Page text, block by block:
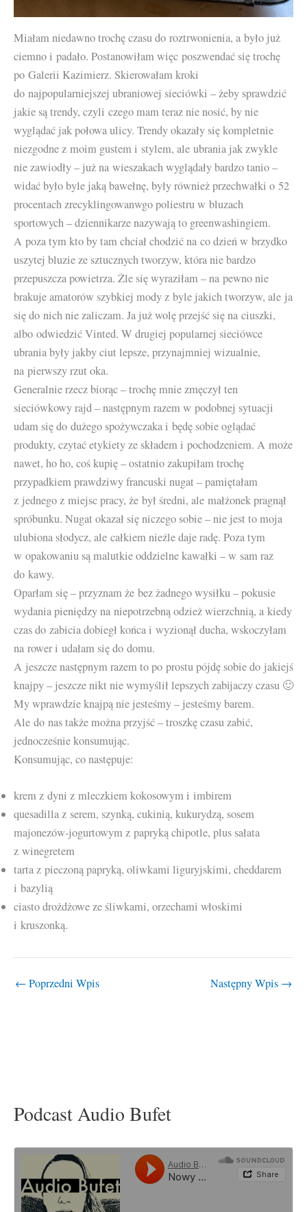
Miałam niedawno trochę czasu do roztrwonienia, a było już
ciemno i padało. Postanowiłam więc poszwendać się trochę
po Galerii Kazimierz. Skierowałam kroki
do najpopularniejszej ubraniowej sieciówki – żeby sprawdzić
jakie są trendy, czyli czego mam teraz nie nosić, by nie
wyglądać jak połowa ulicy. Trendy okazały się kompletnie
niezgodne z moim gustem i stylem, ale ubrania jak zwykle
nie zawiodły – już na wieszakach wyglądały bardzo tanio –
widać było byle jaką bawełnę, były również przechwałki o 52
procentach zrecyklingowanwgo poliestru w bluzach
sportowych – dziennikarze nazywają to greenwashingiem.
A poza tym kto by tam chciał chodzić na co dzień w brzydko
uszytej bluzie ze sztucznych tworzyw, która nie bardzo
przepuszcza powietrza. Żle się wyraziłam – na pewno nie
brakuje amatorów szybkiej mody z byle jakich tworzyw, ale ja
się do nich nie zaliczam. Ja już wolę przejść się na ciuszki,
albo odwiedzić Vinted. W drugiej popularnej sieciówce
ubrania były jakby ciut lepsze, przynajmniej wizualnie,
na pierwszy rzut oka.
Generalnie rzecz biorąc – trochę mnie zmęczył ten
sieciówkowy rajd – następnym razem w podobnej sytuacji
udam się do dużego spożywczaka i będę sobie oglądać
produkty, czytać etykiety ze składem i pochodzeniem. A może
nawet, ho ho, coś kupię – ostatnio zakupiłam trochę
przypadkiem prawdziwy francuski nugat – pamiętałam
z jednego z miejsc pracy, że był średni, ale małżonek pragnął
spróbunku. Nugat okazał się niczego sobie – nie jest to moja
ulubiona słodycz, ale całkiem nieźle daje radę. Poza tym
w opakowaniu są malutkie oddzielne kawałki – w sam raz
do kawy.
Oparłam się – przyznam że bez żadnego wysiłku – pokusie
wydania pieniędzy na niepotrzebną odzież wierzchnią, a kiedy
czas do zabicia dobiegł końca i wyzionął ducha, wskoczyłam
na rower i udałam się do domu.
A jeszcze następnym razem to po prostu pójdę sobie do jakiejś
knajpy – jeszcze nikt nie wymyślił lepszych zabijaczy czasu 🙂
My wprawdzie knajpą nie jesteśmy – jesteśmy barem.
Ale do nas także można przyjść – troszkę czasu zabić,
jednocześnie konsumując.
Konsumując, co następuje:
krem z dyni z mleczkiem kokosowym i imbirem
quesadilla z serem, szynką, cukinią, kukurydzą, sosem
majonezów-jogurtowym z papryką chipotle, plus sałata
z winegretem
tarta z pieczoną papryką, oliwkami liguryjskimi, cheddarem
i bazylią
ciasto drożdżowe ze śliwkami, orzechami włoskimi
i kruszonką.
← Poprzedni Wpis Następny Wpis →
Podcast Audio Bufet